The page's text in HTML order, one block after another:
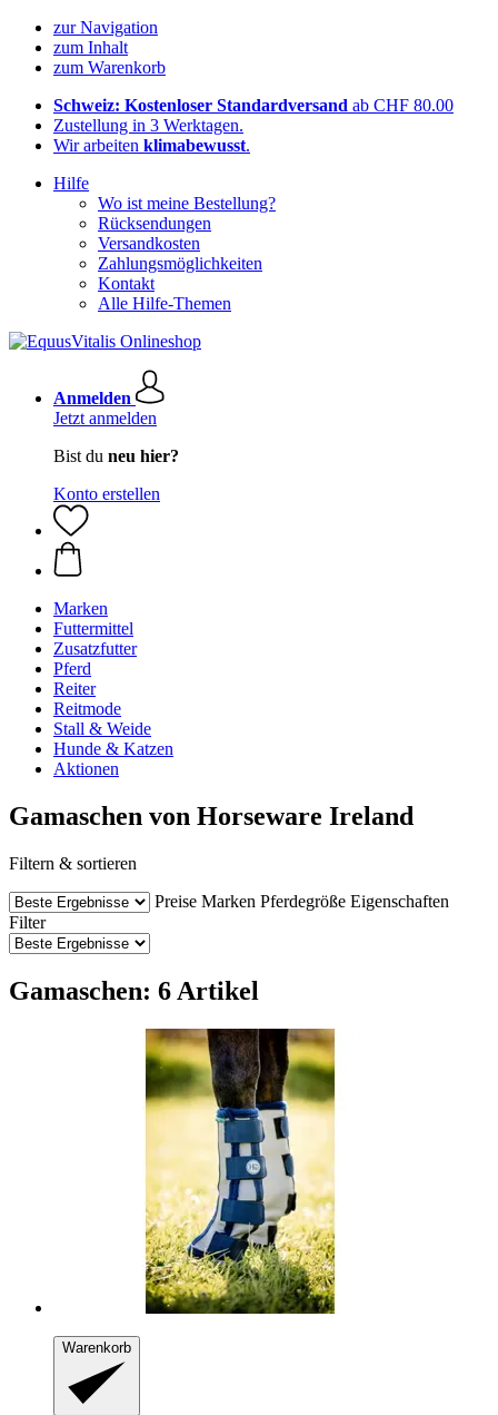
zur Navigation
zum Inhalt
zum Warenkorb
Schweiz: Kostenloser Standardversand ab CHF 80.00
Zustellung in 3 Werktagen.
Wir arbeiten klimabewusst.
Hilfe
Wo ist meine Bestellung?
Rücksendungen
Versandkosten
Zahlungsmöglichkeiten
Kontakt
Alle Hilfe-Themen
Anmelden
Jetzt anmelden
Bist du neu hier?
Konto erstellen
Marken
Futtermittel
Zusatzfutter
Pferd
Reiter
Reitmode
Stall & Weide
Hunde & Katzen
Aktionen
Gamaschen von Horseware Ireland
Filtern & sortieren
Preise Marken Pferdegröße Eigenschaften
Filter
Gamaschen: 6 Artikel
Warenkorb